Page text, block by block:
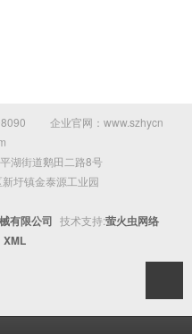
企业官网：www.szhycn
湖街道鹅田二路8号
圩镇金泰源工业园
有限公司 技术支持:萤火虫网络
XML